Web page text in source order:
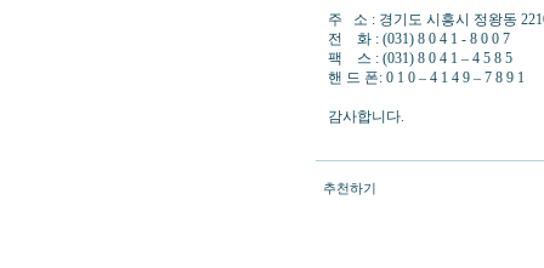
주 소 : 경기도 시흥시 정왕동
전 화 : (031) 8 0 4 1 - 8 0 0 7
팩 스 : (031) 8 0 4 1 – 4 5 8
핸 드 폰: 0 1 0 – 4 1 4 9 – 7 8
감사합니다.
추천하기